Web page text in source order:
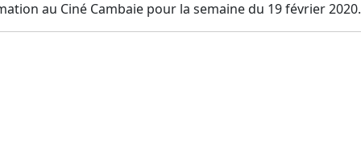
au Ciné Cambaie pour la semaine du 19 février 2020.